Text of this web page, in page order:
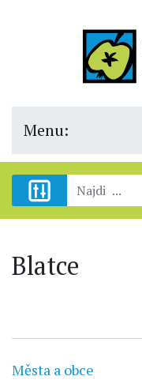
Menu:
Blatce
Města a obce